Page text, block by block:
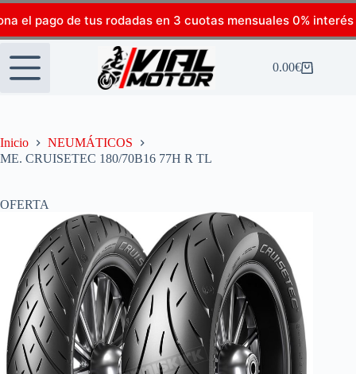
el pago de tus rodadas en 3 cuotas mensuales 0% interés
0.00€
Inicio
NEUMÁTICOS
ME. CRUISETEC 180/70B16 77H R TL
OFERTA